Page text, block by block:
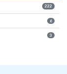
222
6
3